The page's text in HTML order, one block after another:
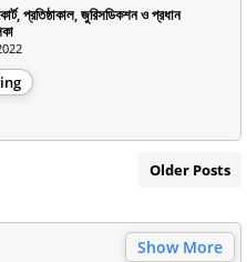
প্রতিষ্ঠাকাল, জুরিসডিকশন ও প্রধান
Older Posts
Show More